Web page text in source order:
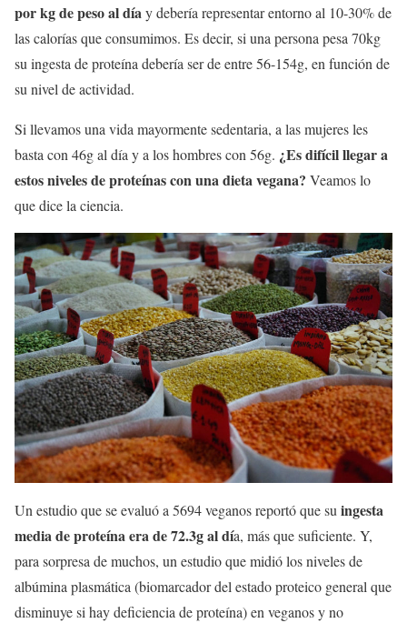
por kg de peso al díay debería representar entorno al 10-30% de
las calorías que consumimos. Es decir, si una persona pesa 70kg
su ingesta de proteína debería ser de entre 56-154g, en función de
su nivel de actividad.
Si llevamos una vida mayormente sedentaria, a las mujeres les
basta con 46g al día y a los hombres con 56g. ¿Es difícil llegar a
estos niveles de proteínas con una dieta vegana? Veamos lo
que dice la ciencia.
Un estudio que se evaluó a 5694 veganos reportó que suingesta
media de proteína era de 72.3g al día, más que suficiente. Y,
para sorpresa de muchos, un estudio que midió los niveles de
albúmina plasmática (biomarcador del estado proteico general que
disminuye si hay deficiencia de proteína) en veganos y no